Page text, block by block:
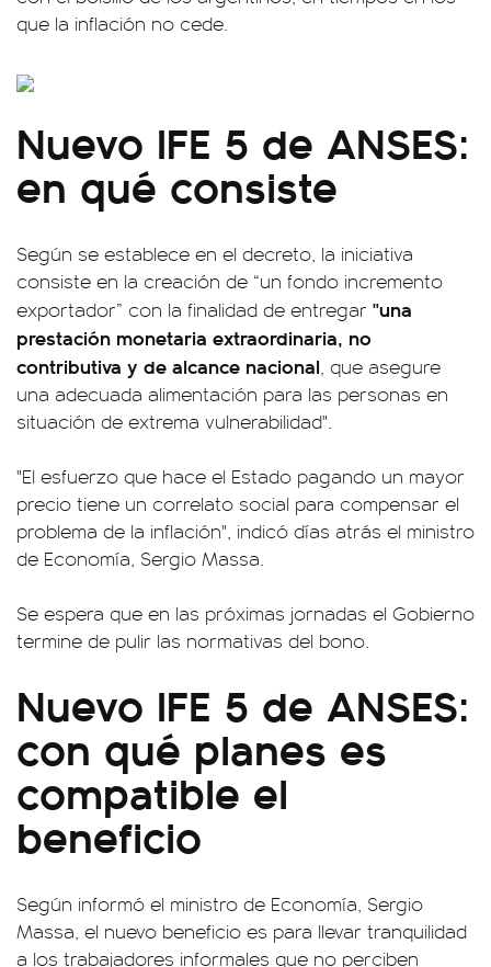
que la inflación no cede.
Nuevo IFE 5 de ANSES:
en qué consiste
Según se establece en el decreto, la iniciativa
consiste en la creación de “un fondo incremento
exportador” con la finalidad de entregar "una
prestación monetaria extraordinaria, no
contributiva y de alcance nacional, que asegure
una adecuada alimentación para las personas en
situación de extrema vulnerabilidad".
"El esfuerzo que hace el Estado pagando un mayor
precio tiene un correlato social para compensar el
problema de la inflación", indicó días atrás el ministro
de Economía, Sergio Massa.
Se espera que en las próximas jornadas el Gobierno
termine de pulir las normativas del bono.
Nuevo IFE 5 de ANSES:
con qué planes es
compatible el
beneficio
Según informó el ministro de Economía, Sergio
Massa, el nuevo beneficio es para llevar tranquilidad
a los trabajadores informales que no perciben